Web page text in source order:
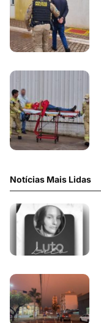
Notícias Mais Lidas